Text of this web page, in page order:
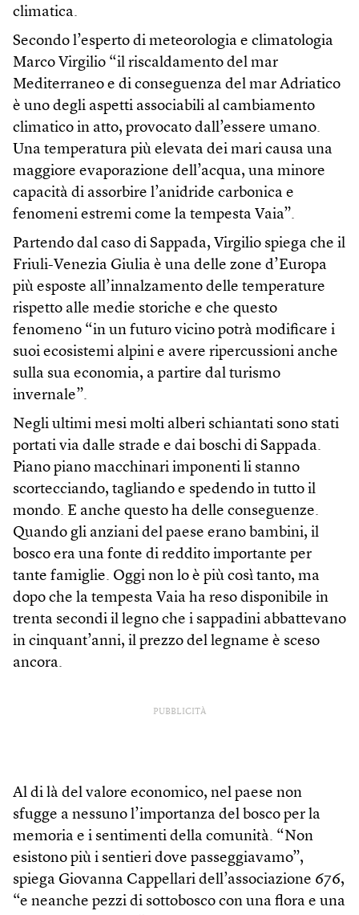
climatica.
Secondo l’esperto di meteorologia e climatologia
Marco Virgilio “il riscaldamento del mar
Mediterraneo e di conseguenza del mar Adriatico
è uno degli aspetti associabili al cambiamento
climatico in atto, provocato dall’essere umano.
Una temperatura più elevata dei mari causa una
maggiore evaporazione dell’acqua, una minore
capacità di assorbire l’anidride carbonica e
fenomeni estremi come la tempesta Vaia”.
Partendo dal caso di Sappada, Virgilio spiega che il
Friuli-Venezia Giulia è una delle zone d’Europa
più esposte all’innalzamento delle temperature
rispetto alle medie storiche e che questo
fenomeno “in un futuro vicino potrà modificare i
suoi ecosistemi alpini e avere ripercussioni anche
sulla sua economia, a partire dal turismo
invernale”.
Negli ultimi mesi molti alberi schiantati sono stati
portati via dalle strade e dai boschi di Sappada.
Piano piano macchinari imponenti li stanno
scortecciando, tagliando e spedendo in tutto il
mondo. E anche questo ha delle conseguenze.
Quando gli anziani del paese erano bambini, il
bosco era una fonte di reddito importante per
tante famiglie. Oggi non lo è più così tanto, ma
dopo che la tempesta Vaia ha reso disponibile in
trenta secondi il legno che i sappadini abbattevano
in cinquant’anni, il prezzo del legname è sceso
ancora.
PUBBLICITÀ
Al di là del valore economico, nel paese non
sfugge a nessuno l’importanza del bosco per la
memoria e i sentimenti della comunità. “Non
esistono più i sentieri dove passeggiavamo”,
spiega Giovanna Cappellari dell’associazione 676,
“e neanche pezzi di sottobosco con una flora e una